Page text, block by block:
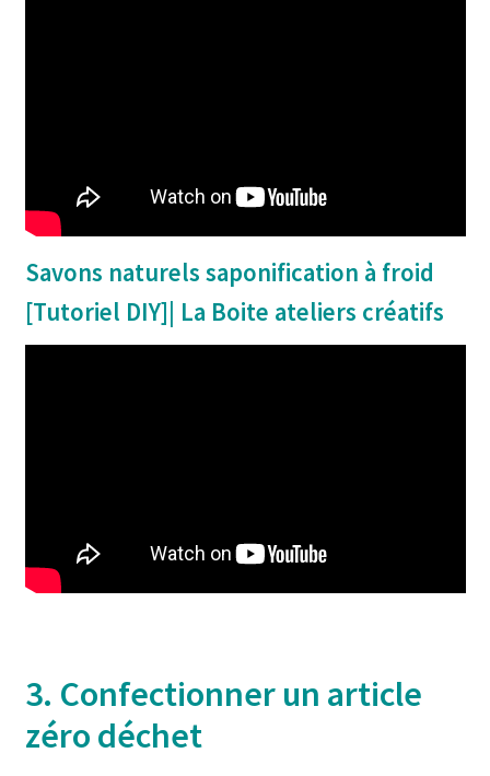
Savons naturels saponification à froid
[Tutoriel DIY]| La Boite ateliers créatifs
3. Confectionner un article
zéro déchet